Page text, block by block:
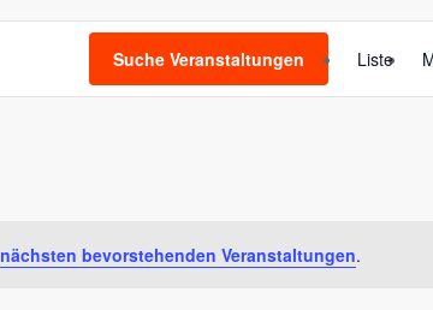
nächsten bevorstehenden Veranstaltungen.
Suche Veranstaltungen Liste